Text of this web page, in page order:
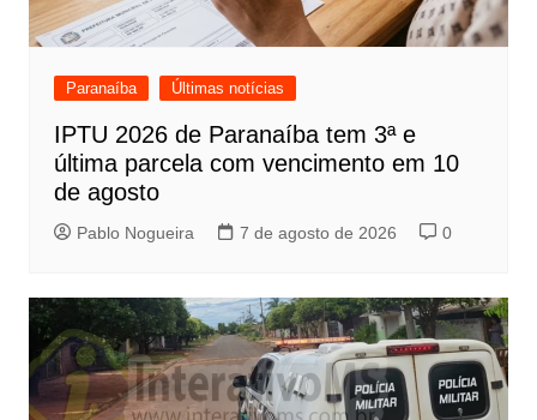
Paranaíba Últimas notícias
IPTU 2026 de Paranaíba tem 3ª e
última parcela com vencimento em 10
de agosto
Pablo Nogueira 7 de agosto de 2026 0